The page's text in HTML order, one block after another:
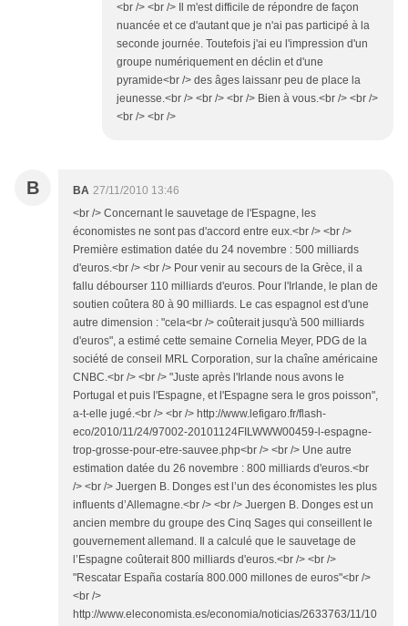
<br /> <br /> Il m'est difficile de répondre de façon
nuancée et ce d'autant que je n'ai pas participé à la
seconde journée. Toutefois j'ai eu l'impression d'un
groupe numériquement en déclin et d'une
pyramide<br /> des âges laissanr peu de place la
jeunesse.<br /> <br /> <br /> Bien à vous.<br /> <br />
<br /> <br />
B BA 27/11/2010 13:46
<br /> Concernant le sauvetage de l'Espagne, les
économistes ne sont pas d'accord entre eux.<br /> <br />
Première estimation datée du 24 novembre : 500 milliards
d'euros.<br /> <br /> Pour venir au secours de la Grèce, il a
fallu débourser 110 milliards d'euros. Pour l'Irlande, le plan de
soutien coûtera 80 à 90 milliards. Le cas espagnol est d'une
autre dimension : "cela<br /> coûterait jusqu'à 500 milliards
d'euros", a estimé cette semaine Cornelia Meyer, PDG de la
société de conseil MRL Corporation, sur la chaîne américaine
CNBC.<br /> <br /> "Juste après l'Irlande nous avons le
Portugal et puis l'Espagne, et l'Espagne sera le gros poisson",
a-t-elle jugé.<br /> <br /> http://www.lefigaro.fr/flash-
eco/2010/11/24/97002-20101124FILWWW00459-l-espagne-
trop-grosse-pour-etre-sauvee.php<br /> <br /> Une autre
estimation datée du 26 novembre : 800 milliards d'euros.<br
/> <br /> Juergen B. Donges est l’un des économistes les plus
influents d’Allemagne.<br /> <br /> Juergen B. Donges est un
ancien membre du groupe des Cinq Sages qui conseillent le
gouvernement allemand. Il a calculé que le sauvetage de
l’Espagne coûterait 800 milliards d'euros.<br /> <br />
"Rescatar España costaría 800.000 millones de euros"<br />
<br />
http://www.eleconomista.es/economia/noticias/2633763/11/10